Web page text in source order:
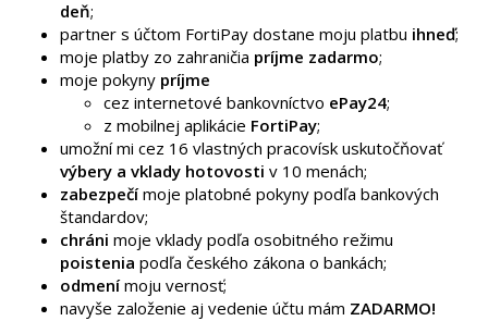
deň;
partner s účtom FortiPay dostane moju platbu ihneď;
moje platby zo zahraničia príjme zadarmo;
moje pokyny príjme
cez internetové bankovníctvo ePay24;
z mobilnej aplikácie FortiPay;
umožní mi cez 16 vlastných pracovísk uskutočňovať
výbery a vklady hotovosti v 10 menách;
zabezpečímoje platobné pokyny podľa bankových
štandardov;
chráni moje vklady podľa osobitného režimu
poistenia podľa českého zákona o bankách;
odmenímoju vernosť;
navyše založenie aj vedenie účtu mám ZADARMO!